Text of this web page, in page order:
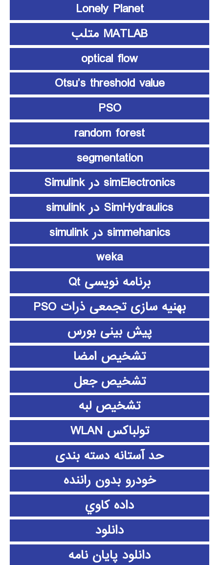
Lonely Planet
MATLAB متلب
optical flow
Otsu’s threshold value
PSO
random forest
segmentation
simElectronics در Simulink
SimHydraulics در simulink
simmehanics در simulink
weka
برنامه نویسی Qt
بهنیه سازی تجمعی ذرات PSO
پیش بینی بورس
تشخیص امضا
تشخیص جعل
تشخیص لبه
تولباکس WLAN
حد آستانه دسته بندی
خودرو بدون راننده
داده كاوي
دانلود
دانلود پايان نامه